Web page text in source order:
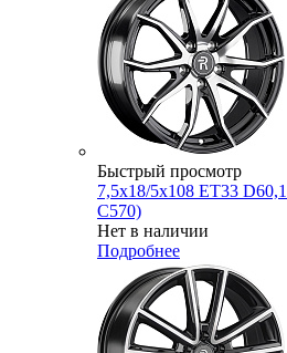
Быстрый просмотр
7,5x18/5x108 ET33
C570)
Нет в наличии
Подробнее